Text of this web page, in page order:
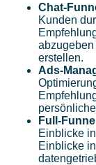
Chat-
Kunden
erstellen.
Ads-
Full-
Einblicke
Einblicke